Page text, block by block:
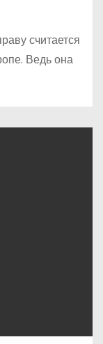
считается
Ведь она